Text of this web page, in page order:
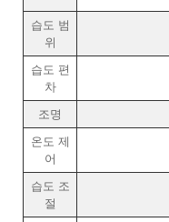
습도 범
위
습도 편
차
조명
온도 제
어
습도 조
절